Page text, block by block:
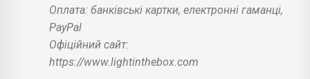
Оплата: банківські картки, електронні гаманці,
PayPal
Офіційний сайт:
https://www.lightinthebox.com